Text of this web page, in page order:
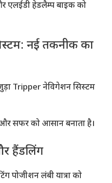
एलईडी हेडलैम्प बाइक को
नई तकनीक का
Tripper नेविगेशन सिस्टम
और सफर को आसान बनाता है।
हैंडलिंग
पोजीशन लंबी यात्रा को